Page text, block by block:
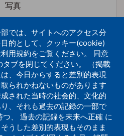
写真
マラソン
写真
では、サイトへのアクセス分
的として、クッキー(cookie)
用規約をご覧ください。 同意
ブを閉じてください。 （掲載
、今日からすると差別的表現
られかねないものがあります
された当時の社会的、文化的
、それも過去の記録の一部で
、 過去の記録を未来へ正確 に
うした差別的表現もそのまま